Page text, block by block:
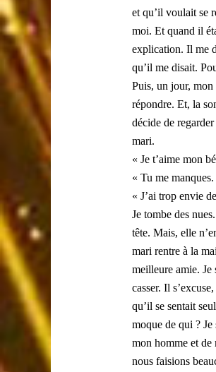
et qu’il voulait se
moi. Et quand il
explication. Il me
qu’il me disait.
Puis, un jour, mon
répondre. Et, la
décide de
mari.
« Je t’aime mon
« Tu me manques.
« J’ai trop envie
Je tombe des
tête. Mais, elle
mari rentre à la
meilleure amie. Je
casser. Il
qu’il se sentait
moque de qui ?
mon homme et de
nous faisions